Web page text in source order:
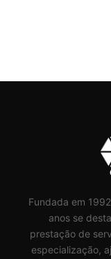
Fundada em
anos se
prestação de
especialização,